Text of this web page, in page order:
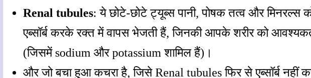
Renal tubules: ये छोटे-छोटे ट्यूब्स पानी, पोषक तत्व और मिनरल्स
एब्सॉर्ब करके रक्त में वापस भेजती हैं, जिनकी आपके शरीर को
(जिसमें sodium और potassium शामिल हैं)।
और जो बचा हुआ कचरा है, जिसे Renal tubules फिर से एब्सॉर्ब नहीं